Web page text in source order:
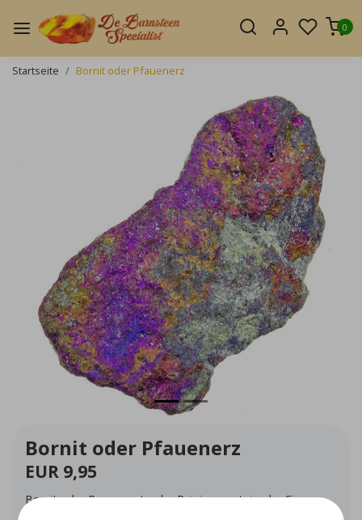
0
Startseite Bornit oder Pfauenerz
Zurück
Bornit oder Pfauenerz
EUR 9,95
Bornit oder Pauwenerts, der Reinigungsstein, der Sie